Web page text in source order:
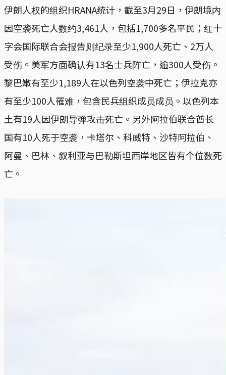
伊朗人权的组织HRANA统计，截至3月29日，伊朗境内
因空袭死亡人数约3,461人，包括1,700多名平民；红十
字会国际联合会报告则纪录至少1,900人死亡、2万人
受伤。美军方面确认有13名士兵阵亡，逾300人受伤。
黎巴嫩有至少1,189人在以色列空袭中死亡；伊拉克亦
有至少100人罹难，包含民兵组织成员成员。以色列本
土有19人因伊朗导弹攻击死亡。另外阿拉伯联合酋长
国有10人死于空袭，卡塔尔、科威特、沙特阿拉伯、
阿曼、巴林、叙利亚与巴勒斯坦西岸地区皆有个位数死
亡。